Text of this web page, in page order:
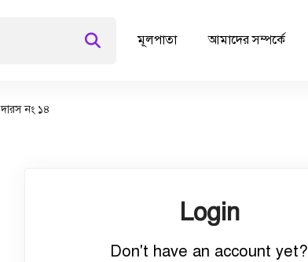
মূলপাতা আমাদের সম্পর্কে
দারস নং ১৪
Login
Don't have an account yet?